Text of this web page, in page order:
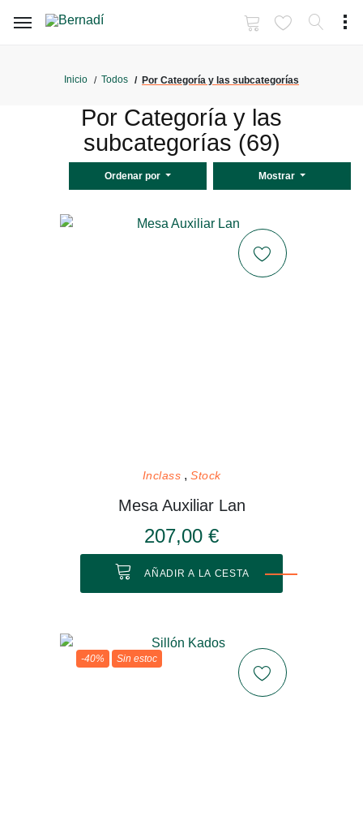
Inicio Todos Por Categoría y las subcategorías
Por Categoría y las
subcategorías (69)
Ordenar por Mostrar
Inclass Stock
Mesa Auxiliar Lan
207,00 €
AÑADIR A LA CESTA
-40% Sin estoc